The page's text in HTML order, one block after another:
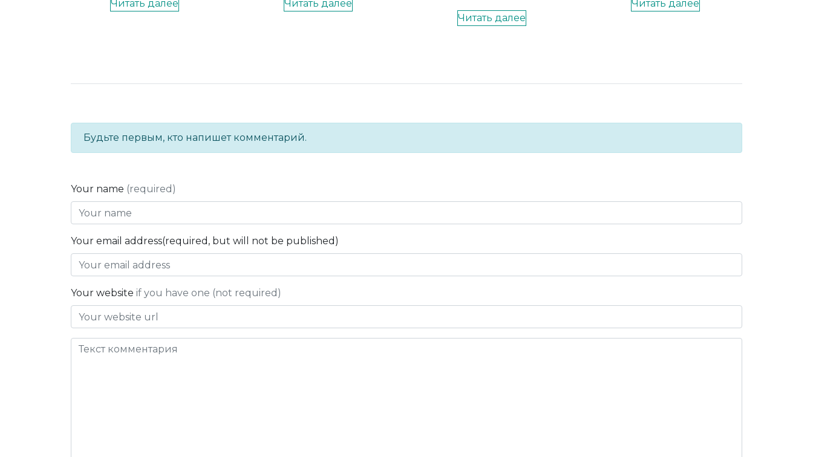
Читать далее Читать далее
Читать далее
Читать далее
Будьте первым, кто напишет комментарий.
Your name (required)
Your email address(required, but will not be published)
Your website if you have one (not required)